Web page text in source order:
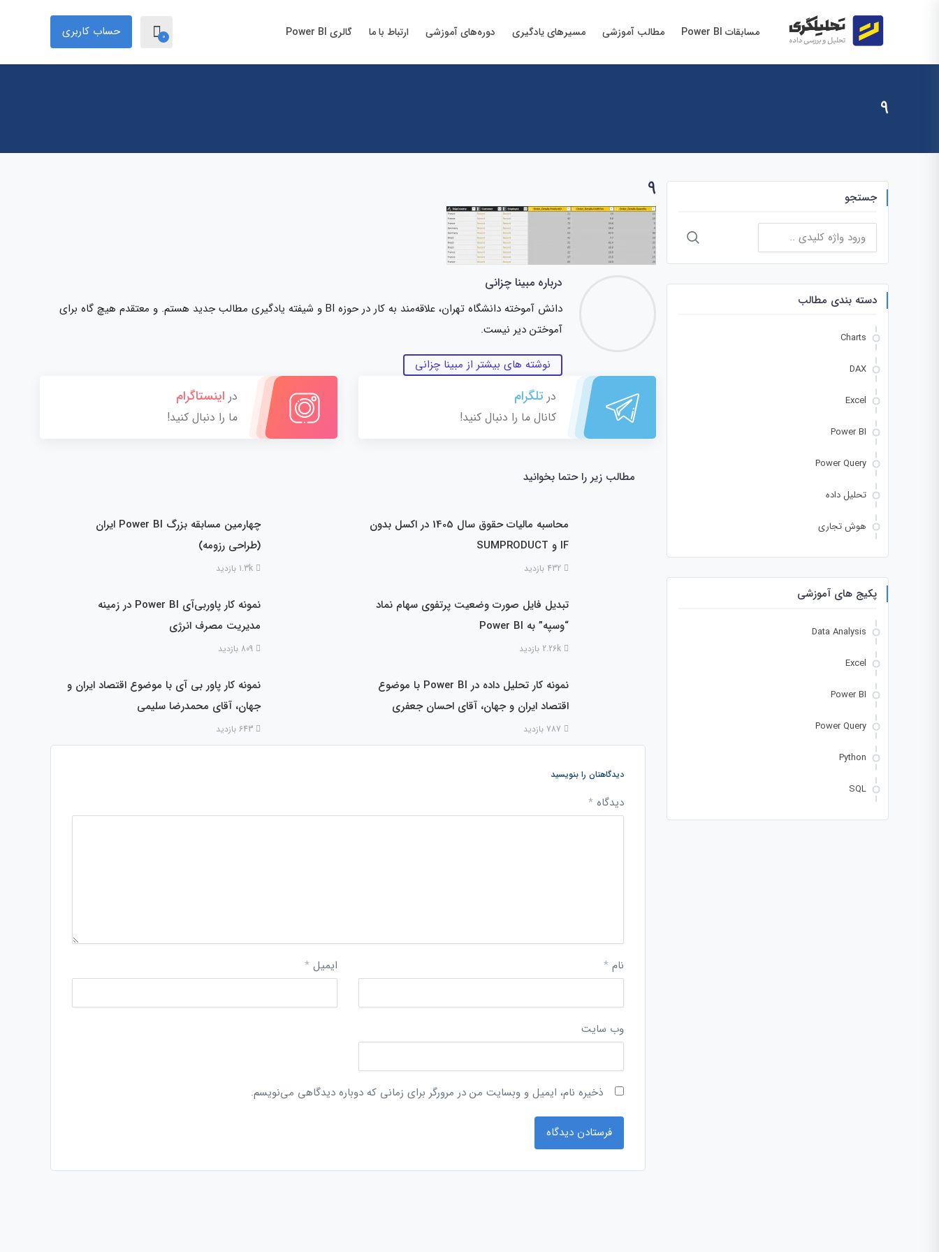
مسابقات Power BI مطالب آموزشی مسیرهای یادگیری دوره‌های آموزشی ارتباط با ما گالری Power BI 0 حساب کاربری
9
9
درباره مبینا چزانی
دانش آموخته دانشگاه تهران، علاقه‌مند به کار در حوزه BI و شیفته یادگیری مطالب جدید هستم. و معتقدم هیچ گاه برای
آموختن دیر نیست.
نوشته های بیشتر از مبینا چزانی
در تلگرام
کانال ما را دنبال کنید!
در اینستاگرام
ما را دنبال کنید!
مطالب زیر را حتما بخوانید
محاسبه مالیات حقوق سال 1405 در اکسل بدون
IF و SUMPRODUCT
432 بازدید
چهارمین مسابقه بزرگ Power BI ایران
(طراحی رزومه)
1.3k بازدید
تبدیل فایل صورت وضعیت پرتفوی سهام نماد
“وسپه” به Power BI
2.26k بازدید
نمونه کار پاوربی‌آی Power BI در زمینه
مدیریت مصرف انرژی
809 بازدید
نمونه کار تحلیل داده در Power BI با موضوع
اقتصاد ایران و جهان، آقای احسان جعفری
نمونه کار پاور بی آی با موضوع اقتصاد ایران و
جهان، آقای محمدرضا سلیمی
643 بازدید
دیدگاهتان را بنویسید
دیدگاه*
نام* ایمیل*
وب‌ سایت
ذخیره نام، ایمیل و وبسایت من در مرورگر برای زمانی که دوباره دیدگاهی می‌نویسم.
جستجو
جستجو
برای:
دسته بندی مطالب
Charts
DAX
Excel
Power BI
Power Query
تحلیل داده
هوش تجاری
پکیج های آموزشی
Data Analysis
Excel
Power BI
Power Query
Python
SQL